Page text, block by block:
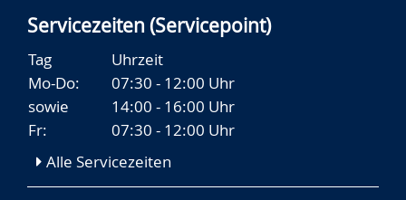
Servicezeiten (Servicepoint)
Tag
Uhrzeit
Mo-Do:
07:30 - 12:00 Uhr
sowie
14:00 - 16:00 Uhr
Fr:
07:30 - 12:00 Uhr
Alle Servicezeiten